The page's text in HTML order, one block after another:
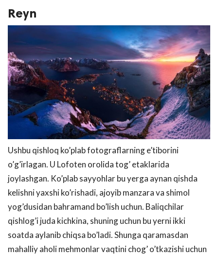
Reyn
Ushbu qishloq ko’plab fotograflarning e’tiborini
o’g’irlagan. U Lofoten orolida tog’ etaklarida
joylashgan. Ko’plab sayyohlar bu yerga aynan qishda
kelishni yaxshi ko’rishadi, ajoyib manzara va shimol
yog’dusidan bahramand bo’lish uchun. Baliqchilar
qishlog’i juda kichkina, shuning uchun bu yerni ikki
soatda aylanib chiqsa bo’ladi. Shunga qaramasdan
mahalliy aholi mehmonlar vaqtini chog’ o’tkazishi uchun